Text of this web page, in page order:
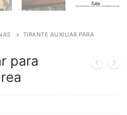
TIRANTE AUXILIAR PARA
para